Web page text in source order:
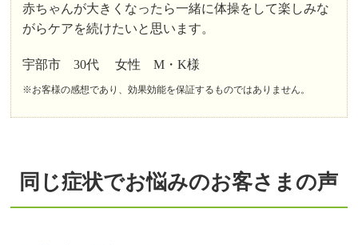
赤ちゃんが大きくなったら一緒に体操をして楽しみな
がらケアを続けたいと思います。
宇部市 30代 女性 M・K様
※お客様の感想であり、効果効能を保証するものではありません。
同じ症状でお悩みのお客さまの声